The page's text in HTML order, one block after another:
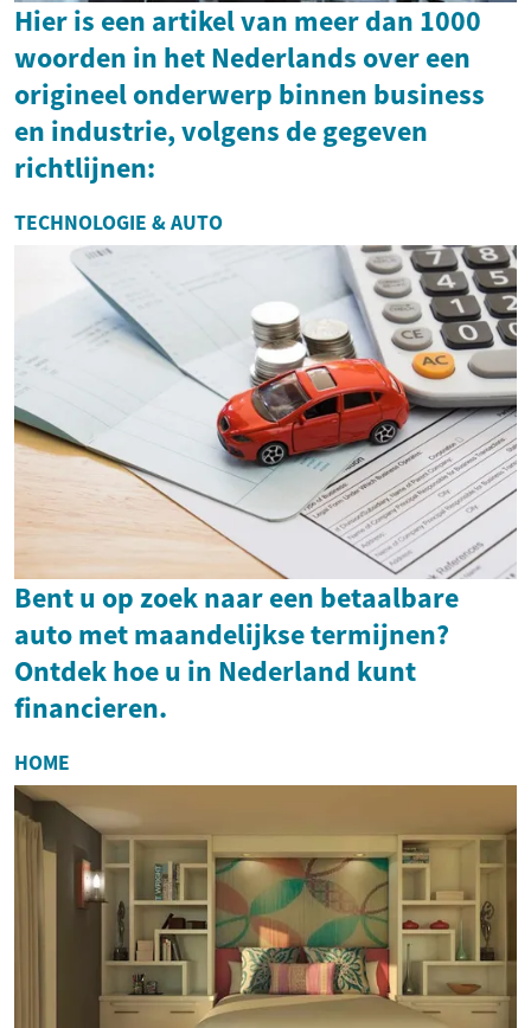
Hier is een artikel van meer dan 1000
woorden in het Nederlands over een
origineel onderwerp binnen business
en industrie, volgens de gegeven
richtlijnen:
TECHNOLOGIE & AUTO
Bent u op zoek naar een betaalbare
auto met maandelijkse termijnen?
Ontdek hoe u in Nederland kunt
financieren.
HOME